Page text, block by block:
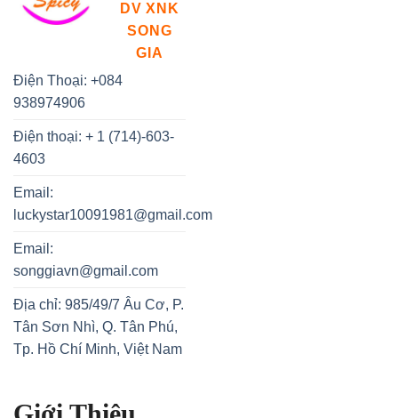
DV XNK
SONG
GIA
Điện Thoại: +084
938974906
Điện thoại: + 1 (714)-603-
4603
Email:
luckystar10091981@gmail.com
Email:
songgiavn@gmail.com
Địa chỉ: 985/49/7 Âu Cơ, P.
Tân Sơn Nhì, Q. Tân Phú,
Tp. Hồ Chí Minh, Việt Nam